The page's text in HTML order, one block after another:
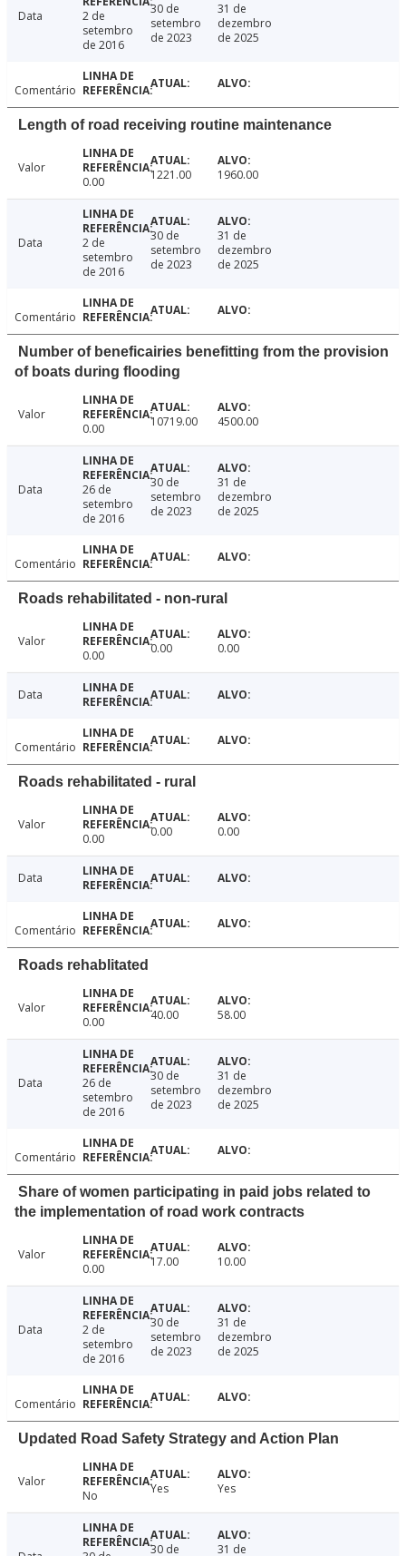
Data
2 de
setembro
de 2016
30 de
setembro
de 2023
31 de
dezembro
de 2025
Comentário
Length of road receiving routine maintenance
Valor
0.00
1221.00 1960.00
Data
2 de
setembro
de 2016
30 de
setembro
de 2023
31 de
dezembro
de 2025
Comentário
Number of beneficairies benefitting from the provision
of boats during flooding
Valor
0.00
10719.00 4500.00
Data
26 de
setembro
de 2016
30 de
setembro
de 2023
31 de
dezembro
de 2025
Comentário
Roads rehabilitated - non-rural
Valor
0.00
0.00 0.00
Data
Comentário
Roads rehabilitated - rural
Valor
0.00
0.00 0.00
Data
Comentário
Roads rehablitated
Valor
0.00
40.00 58.00
Data
26 de
setembro
de 2016
30 de
setembro
de 2023
31 de
dezembro
de 2025
Comentário
Share of women participating in paid jobs related to
the implementation of road work contracts
Valor
0.00
17.00 10.00
Data
2 de
setembro
de 2016
30 de
setembro
de 2023
31 de
dezembro
de 2025
Comentário
Updated Road Safety Strategy and Action Plan
Valor
No
Yes Yes
30 de 31 de